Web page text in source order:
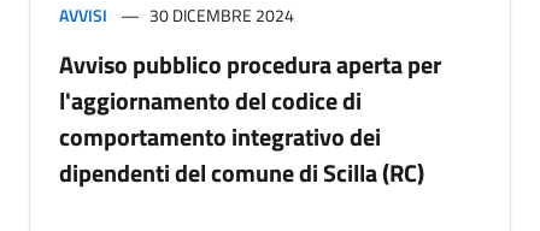
AVVISI 30 DICEMBRE 2024
Avviso pubblico procedura aperta per
l'aggiornamento del codice di
comportamento integrativo dei
dipendenti del comune di Scilla (RC)